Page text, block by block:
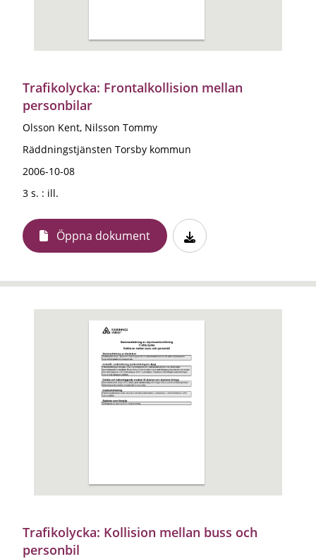
Trafikolycka: Frontalkollision mellan
personbilar
Olsson Kent, Nilsson Tommy
Räddningstjänsten Torsby kommun
2006-10-08
3 s. : ill.
Öppna dokument
Trafikolycka: Kollision mellan buss och
personbil